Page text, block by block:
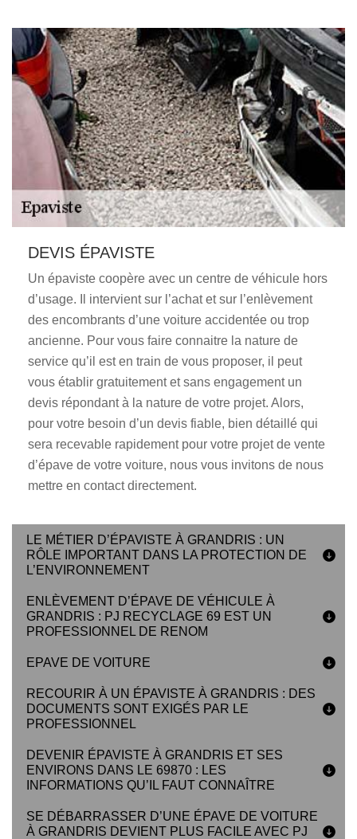
DEVIS ÉPAVISTE
Un épaviste coopère avec un centre de véhicule hors
d’usage. Il intervient sur l’achat et sur l’enlèvement
des encombrants d’une voiture accidentée ou trop
ancienne. Pour vous faire connaitre la nature de
service qu’il est en train de vous proposer, il peut
vous établir gratuitement et sans engagement un
devis répondant à la nature de votre projet. Alors,
pour votre besoin d’un devis fiable, bien détaillé qui
sera recevable rapidement pour votre projet de vente
d’épave de votre voiture, nous vous invitons de nous
mettre en contact directement.
LE MÉTIER D’ÉPAVISTE À GRANDRIS : UN
RÔLE IMPORTANT DANS LA PROTECTION DE
L’ENVIRONNEMENT
ENLÈVEMENT D’ÉPAVE DE VÉHICULE À
GRANDRIS : PJ RECYCLAGE 69 EST UN
PROFESSIONNEL DE RENOM
EPAVE DE VOITURE
RECOURIR À UN ÉPAVISTE À GRANDRIS : DES
DOCUMENTS SONT EXIGÉS PAR LE
PROFESSIONNEL
DEVENIR ÉPAVISTE À GRANDRIS ET SES
ENVIRONS DANS LE 69870 : LES
INFORMATIONS QU’IL FAUT CONNAÎTRE
SE DÉBARRASSER D’UNE ÉPAVE DE VOITURE
À GRANDRIS DEVIENT PLUS FACILE AVEC PJ